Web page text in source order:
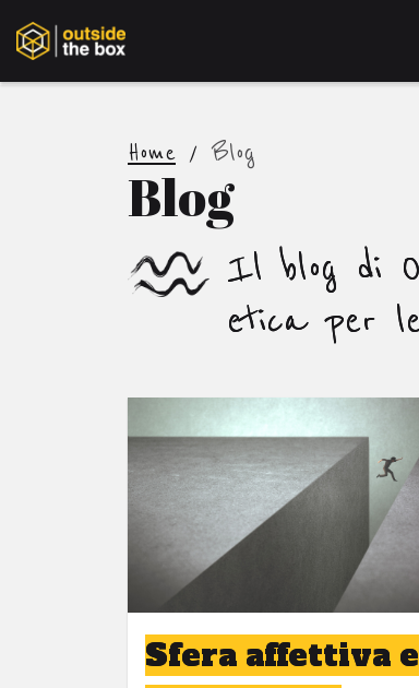
Home / Blog
Blog
Il blog di
etica per
Sfera affettiva e